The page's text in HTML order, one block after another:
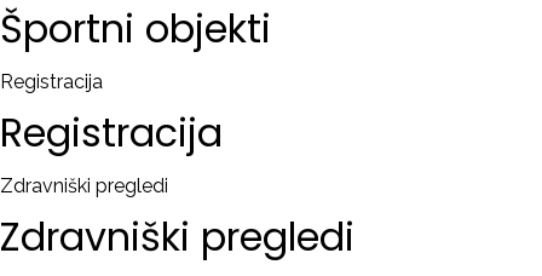
Športni objekti
Registracija
Registracija
Zdravniški pregledi
Zdravniški pregledi